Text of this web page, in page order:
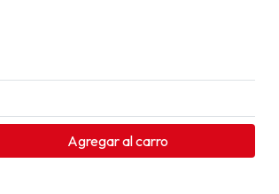
Agregaral carro